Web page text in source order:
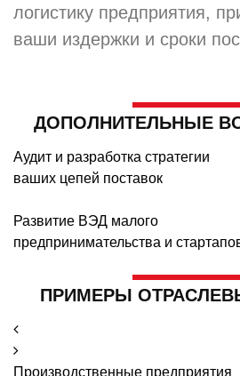
логистику предприятия,
ваши издержки и сроки
ДОПОЛНИТЕЛЬНЫЕ
Аудит и разработка стратегии
ваших цепей поставок
Развитие ВЭД малого
предпринимательства и
ПРИМЕРЫ
Производственные предприятия